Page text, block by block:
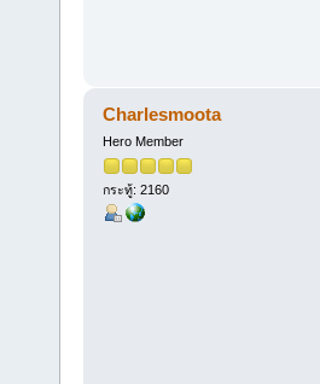
Charlesmoota
Hero Member
กระทู้: 2160